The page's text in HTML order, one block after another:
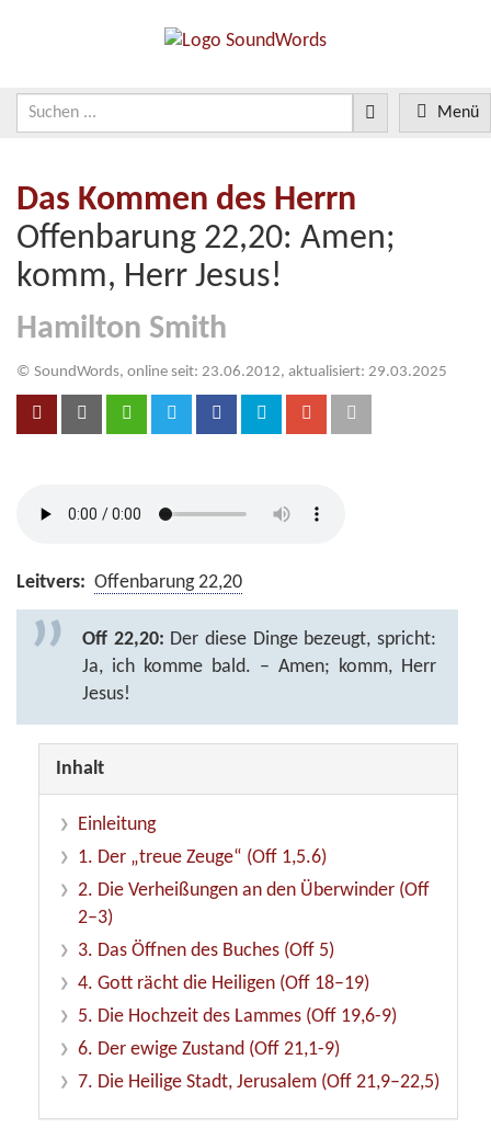
Menü
Das Kommen des Herrn
Offenbarung 22,20: Amen;
komm, Herr Jesus!
Hamilton Smith
© SoundWords, online seit: 23.06.2012, aktualisiert: 29.03.2025
Leitvers: Offenbarung 22,20
Off 22,20: Der diese Dinge bezeugt, spricht:
Ja, ich komme bald. – Amen; komm, Herr
Jesus!
Inhalt
Einleitung
1. Der „treue Zeuge“ (Off 1,5.6)
2. Die Verheißungen an den Überwinder (Off
2–3)
3. Das Öffnen des Buches (Off 5)
4. Gott rächt die Heiligen (Off 18–19)
5. Die Hochzeit des Lammes (Off 19,6-9)
6. Der ewige Zustand (Off 21,1-9)
7. Die Heilige Stadt, Jerusalem (Off 21,9–22,5)